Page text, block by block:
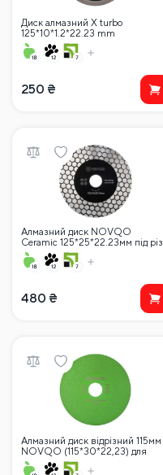
Диск алмазний X turbo
125*10*1.2*22.23 mm
250 ₴
Алмазний диск NOVQO
Ceramic 125*25*22.23мм під різ
45 градусів
480 ₴
Алмазний диск відрізний 115мм
NOVQO (115*30*22,23) для
скла, кераміки і плитки